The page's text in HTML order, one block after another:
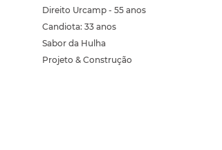
Direito Urcamp - 55 anos
Candiota: 33 anos
Sabor da Hulha
Projeto & Construção